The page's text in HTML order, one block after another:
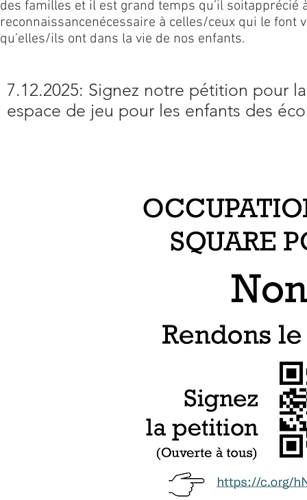
des familles et il est grand temps qu’il soitapprécié
reconnaissancenécessaire à celles/ceux qui le font
qu’elles/ils ont dans la vie de nos enfants.
7.12.2025: Signez notre pétition pour
espace de jeu pour les enfants des